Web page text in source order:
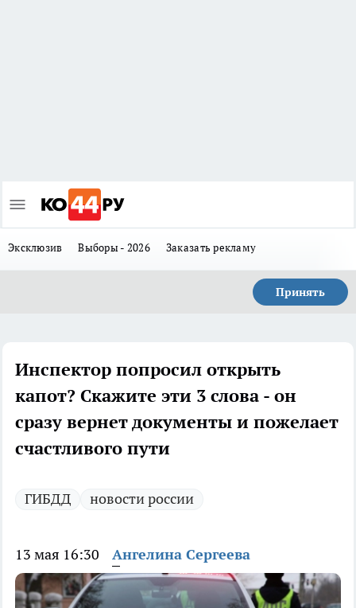
Эксклюзив Выборы - 2026 Заказать рекламу
Принять
Инспектор попросил открыть
капот? Скажите эти 3 слова - он
сразу вернет документы и пожелает
счастливого пути
ГИБДД новости россии
13 мая 16:30 Ангелина Сергеева